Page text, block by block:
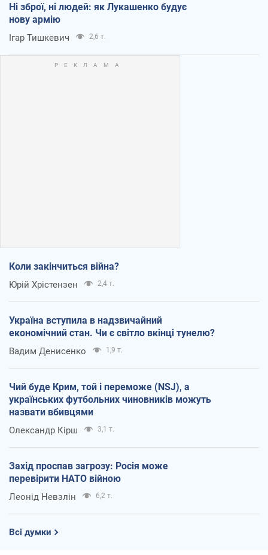
Ні зброї, ні людей: як Лукашенко будує
нову армію
Ігар Тишкевич 2,6 т.
Коли закінчиться війна?
Юрій Хрістензен 2,4 т.
Україна вступила в надзвичайний
економічний стан. Чи є світло вкінці тунелю?
Вадим Денисенко 1,9 т.
Чий буде Крим, той і переможе (NSJ), а
українських футбольних чиновників можуть
назвати вбивцями
Олександр Кірш 3,1 т.
Захід проспав загрозу: Росія може
перевірити НАТО війною
Леонід Невзлін 6,2 т.
Всі думки